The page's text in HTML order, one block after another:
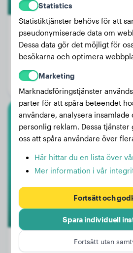
Vikt:
Ålder:
Kön:
Amerikansk
Statistics
Statistiktjänster behövs för att
pseudonymiserade data om
Dessa data gör det möjligt för
besökarna och optimera
Marketing
Marknadsföringstjänster
parter för att spåra beteendet
användare, analysera insamlade
personlig reklam. Dessa
oss att spåra användare över
Här hittar du en lista över
Mer information i vår
Fortsätt och
Spara individuell
Fortsätt utan